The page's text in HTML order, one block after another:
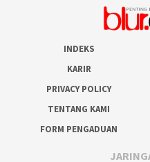
INDEKS
KARIR
PRIVACY POLICY
TENTANG KAMI
FORM PENGADUAN